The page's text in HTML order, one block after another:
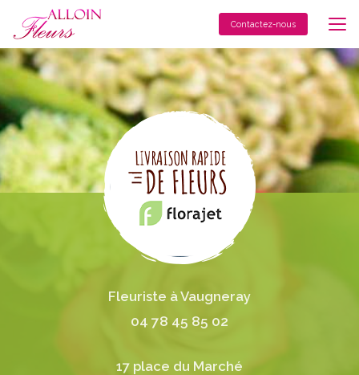
contenu
principal
Contactez-nous
Fleuriste à Vaugneray
04 78 45 85 02
17 place du Marché